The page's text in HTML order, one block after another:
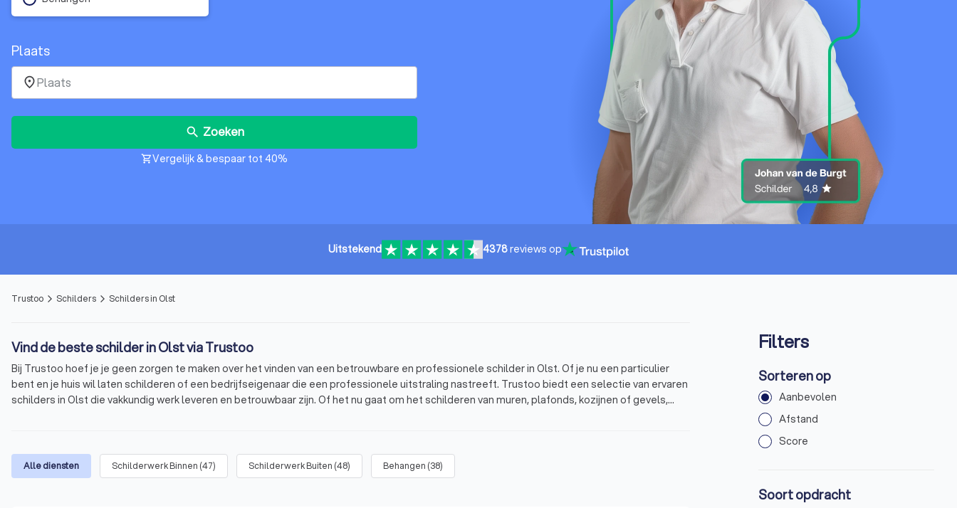
Plaats
place
search Zoeken
shopping_cartVergelijk & bespaar tot 40%
Uitstekend 4378reviews op
Trustoo arrow_forward_ios Schilders arrow_forward_ios Schilders in Olst
Vind de beste schilder in Olst via Trustoo
Bij Trustoo hoef je je geen zorgen te maken over het vinden van een betrouwbare en professionele schilder in Olst. Of je nu een particulier
bent en je huis wil laten schilderen of een bedrijfseigenaar die een professionele uitstraling nastreeft. Trustoo biedt een selectie van ervaren
schilders in Olst die vakkundig werk leveren en betrouwbaar zijn. Of het nu gaat om het schilderen van muren, plafonds, kozijnen of gevels,
Wat is een schilder? Ontdek de veelzijdigheid van het vak
Alle diensten Schilderwerk Binnen (47) Schilderwerk Buiten (48) Behangen (38)
Filters
Sorteren op
Aanbevolen
Afstand
Score
Soort opdracht